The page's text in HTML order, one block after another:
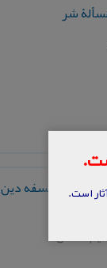
شر
بر فلسفه دین
سلطانی
است.